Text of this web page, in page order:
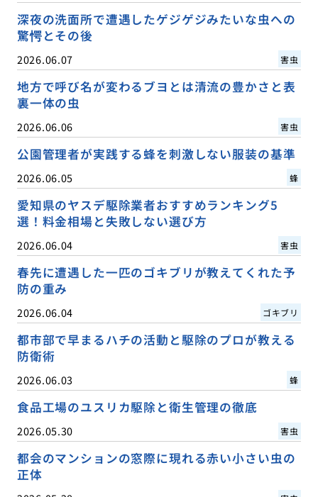
深夜の洗面所で遭遇したゲジゲジみたいな虫への
驚愕とその後
2026.06.07 害虫
地方で呼び名が変わるブヨとは清流の豊かさと表
裏一体の虫
2026.06.06 害虫
公園管理者が実践する蜂を刺激しない服装の基準
2026.06.05 蜂
愛知県のヤスデ駆除業者おすすめランキング5
選！料金相場と失敗しない選び方
2026.06.04 害虫
春先に遭遇した一匹のゴキブリが教えてくれた予
防の重み
2026.06.04 ゴキブリ
都市部で早まるハチの活動と駆除のプロが教える
防衛術
2026.06.03 蜂
食品工場のユスリカ駆除と衛生管理の徹底
2026.05.30 害虫
都会のマンションの窓際に現れる赤い小さい虫の
正体